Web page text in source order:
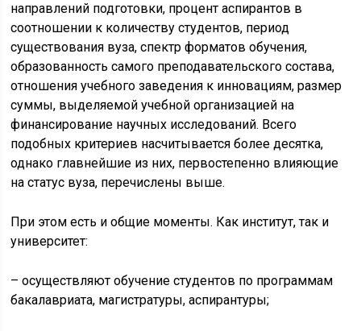
направлений подготовки, процент аспирантов в
соотношении к количеству студентов, период
существования вуза, спектр форматов обучения,
образованность самого преподавательского состава,
отношения учебного заведения к инновациям, размер
суммы, выделяемой учебной организацией на
финансирование научных исследований. Всего
подобных критериев насчитывается более десятка,
однако главнейшие из них, первостепенно влияющие
на статус вуза, перечислены выше.
При этом есть и общие моменты. Как институт, так и
университет:
– осуществляют обучение студентов по программам
бакалавриата, магистратуры, аспирантуры;